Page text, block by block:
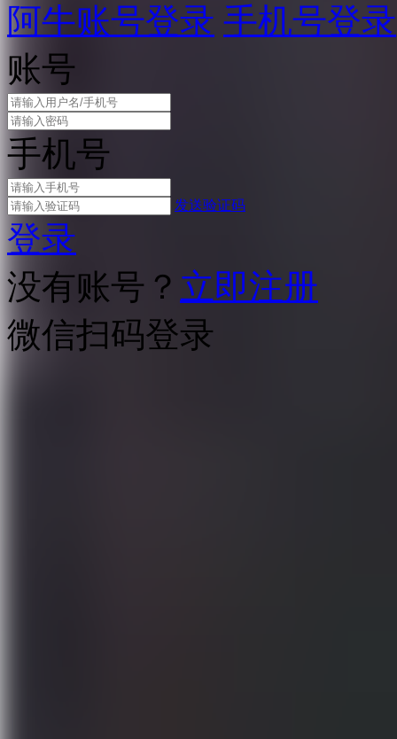
阿牛账号登录 手机号登录
账号
手机号
发送验证码
登录
没有账号？ 立即注册
微信扫码登录